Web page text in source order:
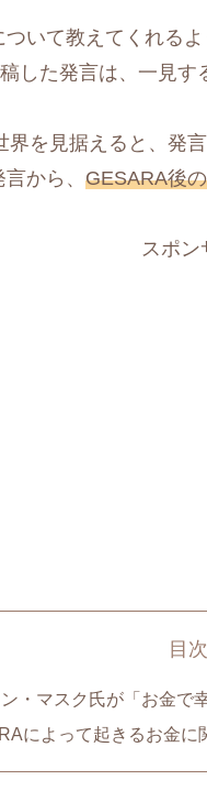
いて教えてくれるよ
した発言は、一見す
界を見据えると、発
から、 GESARA後
スポン
目次
・マスク氏が「お金で
によって起きるお金に